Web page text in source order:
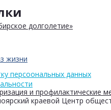
долголетие»
жизни
и профилактические
персоональных данных
краевой Центр